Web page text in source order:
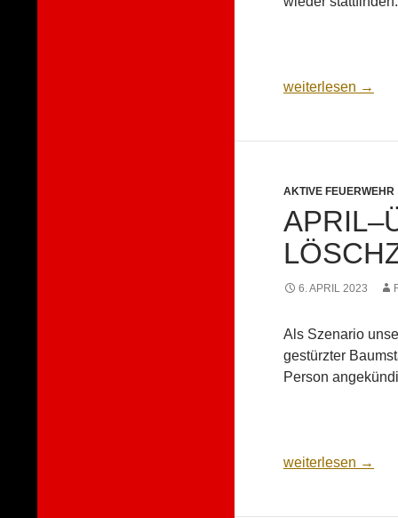
Ostereiersuchfahrt
weiterlesen →
AKTIVE FEUERWEHR
6. APRIL 2023
Als Szenario
gestürzter
Person
April–Übung des
weiterlesen →